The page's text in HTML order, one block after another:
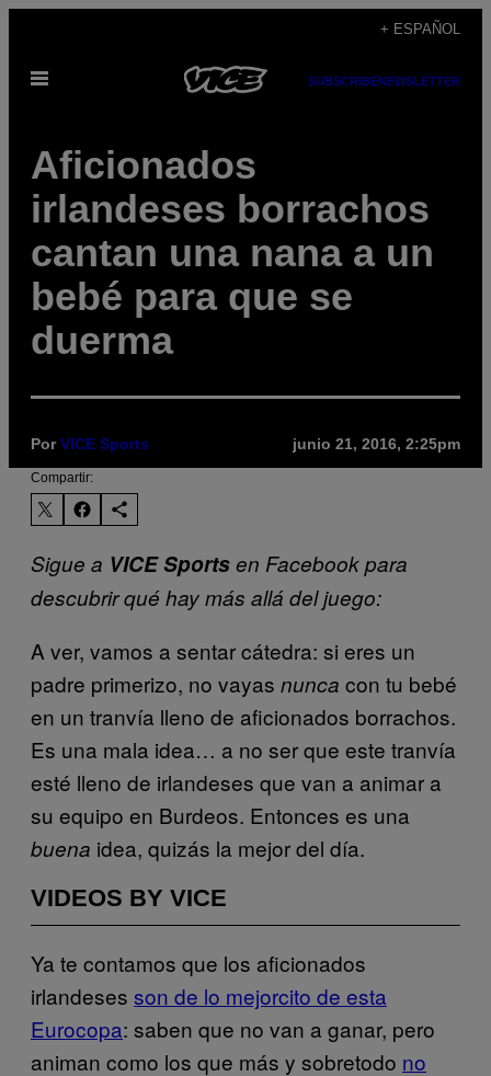
contenido
+ ESPAÑOL
Abrir
SUBSCRIBENEWSLETTER
Aficionados
irlandeses borrachos
cantan una nana a un
bebé para que se
duerma
PorVICE Sports junio 21, 2016, 2:25pm
Compartir:
Sigue a VICE Sportsen Facebook para
descubrir qué hay más allá del juego:
A ver, vamos a sentar cátedra: si eres un
padre primerizo, no vayas nunca con tu bebé
en un tranvía lleno de aficionados borrachos.
Es una mala idea… a no ser que este tranvía
esté lleno de irlandeses que van a animar a
su equipo en Burdeos. Entonces es una
buena idea, quizás la mejor del día.
VIDEOS BY VICE
Ya te contamos que los aficionados
irlandeses son de lo mejorcito de esta
Eurocopa: saben que no van a ganar, pero
animan como los que más y sobretodo no